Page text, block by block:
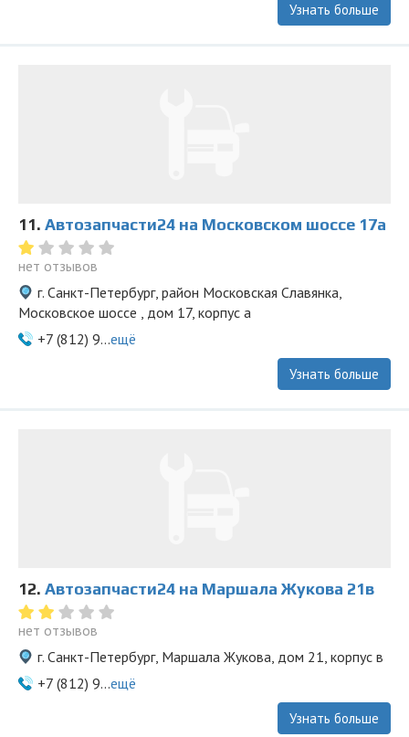
Узнать больше
11. Автозапчасти24 на Московском шоссе 17а
нет отзывов
г. Санкт-Петербург, район Московская Славянка,
Московское шоссе , дом 17, корпус а
+7 (812) 9...ещё
Узнать больше
12. Автозапчасти24 на Маршала Жукова 21в
нет отзывов
г. Санкт-Петербург, Маршала Жукова, дом 21, корпус в
+7 (812) 9...ещё
Узнать больше